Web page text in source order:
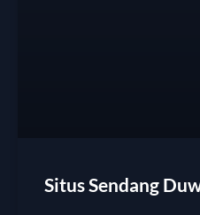
Situs Sendang